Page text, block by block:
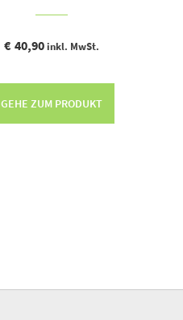
€ 40,90 inkl. MwSt.
GEHE ZUM PRODUKT